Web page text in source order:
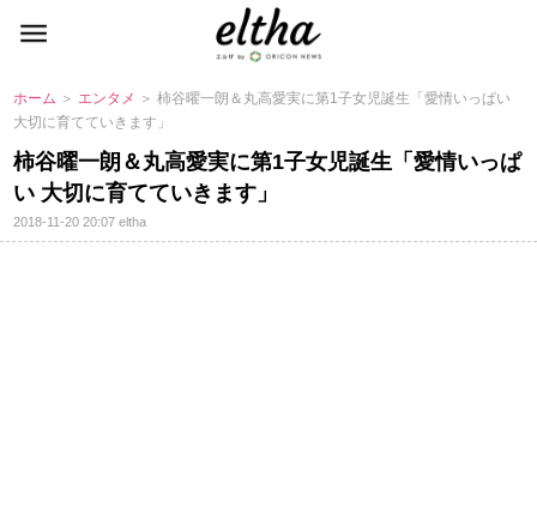
ホーム ＞ エンタメ ＞ 柿谷曜一朗＆丸高愛実に第1子女児誕生「愛情いっぱい
大切に育てていきます」
柿谷曜一朗＆丸高愛実に第1子女児誕生「愛情いっぱ
い 大切に育てていきます」
2018-11-20 20:07eltha